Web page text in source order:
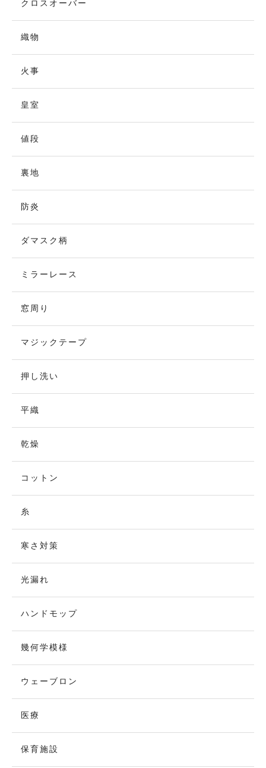
クロスオーバー
織物
火事
皇室
値段
裏地
防炎
ダマスク柄
ミラーレース
窓周り
マジックテープ
押し洗い
平織
乾燥
コットン
糸
寒さ対策
光漏れ
ハンドモップ
幾何学模様
ウェーブロン
医療
保育施設